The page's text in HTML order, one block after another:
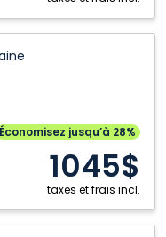
Économisez jusqu’à 28%
1045$
taxes et frais incl.